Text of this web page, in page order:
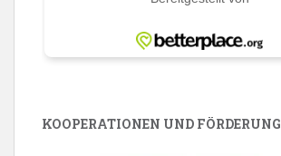
KOOPERATIONEN UND FÖRDERUNG